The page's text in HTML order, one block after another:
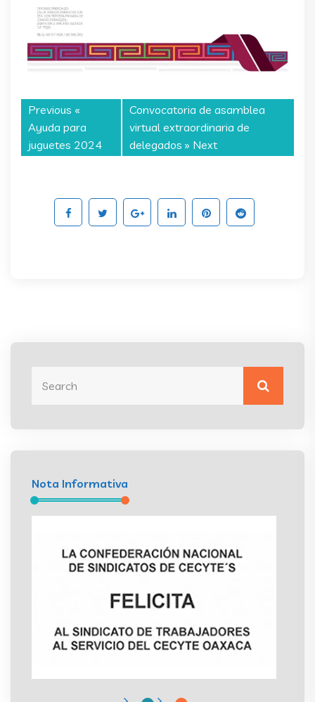
Previous «
Ayuda para
juguetes 2024
Convocatoria de asamblea
virtual extraordinaria de
delegados » Next
Nota Informativa